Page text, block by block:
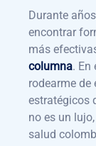
Durante
encontrar
más
columna. En
rodearme
estratégicos
no es un
salud